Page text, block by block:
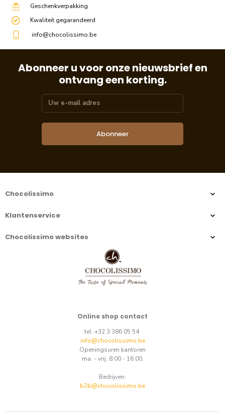
Geschenkverpakking
Kwaliteit gegarandeerd
info@chocolissimo.be
Abonneer u voor onze nieuwsbrief en
ontvang een korting.
Abonneer
Chocolissimo
Klantenservice
Chocolissimo websites
Online shop contact
tel. +32 3 386 05 54
info@chocolissimo.be
Openingsuren kantoren
ma. - vrij. 8:00 - 16:00.
Bedrijven:
b2b@chocolissimo.be